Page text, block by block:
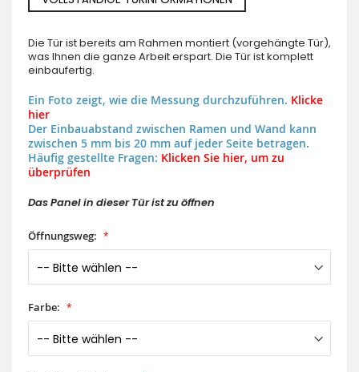
Die Tür ist bereits am Rahmen montiert (vorgehängte Tür),
was Ihnen die ganze Arbeit erspart. Die Tür ist komplett
einbaufertig.
Ein Foto zeigt, wie die Messung durchzuführen. Klicke
hier
Der Einbauabstand zwischen Ramen und Wand kann
zwischen 5 mm bis 20 mm auf jeder Seite betragen.
Häufig gestellte Fragen: Klicken Sie hier, um zu
überprüfen
Das Panel in dieser Tür ist zu öffnen
Öffnungsweg:
Farbe: